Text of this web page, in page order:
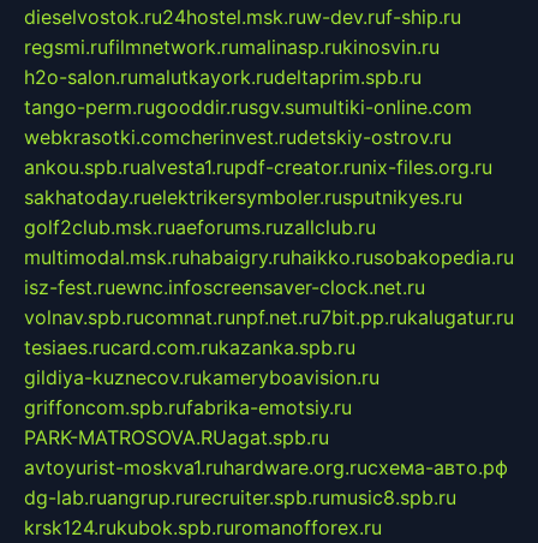
dieselvostok.ru24hostel.msk.ruw-dev.ruf-ship.ru
regsmi.rufilmnetwork.rumalinasp.rukinosvin.ru
h2o-salon.rumalutkayork.rudeltaprim.spb.ru
tango-perm.rugooddir.rusgv.sumultiki-online.com
webkrasotki.comcherinvest.rudetskiy-ostrov.ru
ankou.spb.rualvesta1.rupdf-creator.runix-files.org.ru
sakhatoday.ruelektrikersymboler.rusputnikyes.ru
golf2club.msk.ruaeforums.ruzallclub.ru
multimodal.msk.ruhabaigry.ruhaikko.rusobakopedia.ru
isz-fest.ruewnc.infoscreensaver-clock.net.ru
volnav.spb.rucomnat.runpf.net.ru7bit.pp.rukalugatur.ru
tesiaes.rucard.com.rukazanka.spb.ru
gildiya-kuznecov.rukameryboavision.ru
griffoncom.spb.rufabrika-emotsiy.ru
PARK-MATROSOVA.RUagat.spb.ru
avtoyurist-moskva1.ruhardware.org.ruсхема-авто.рф
dg-lab.ruangrup.rurecruiter.spb.rumusic8.spb.ru
krsk124.rukubok.spb.ruromanofforex.ru